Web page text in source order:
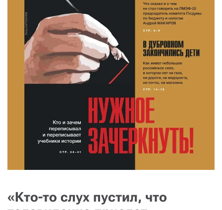
«Кто-то слух пустил, что